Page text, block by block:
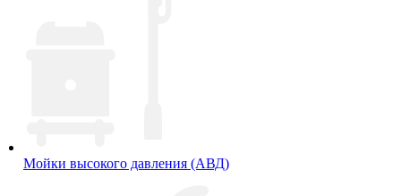
Мойки высокого давления (АВД)